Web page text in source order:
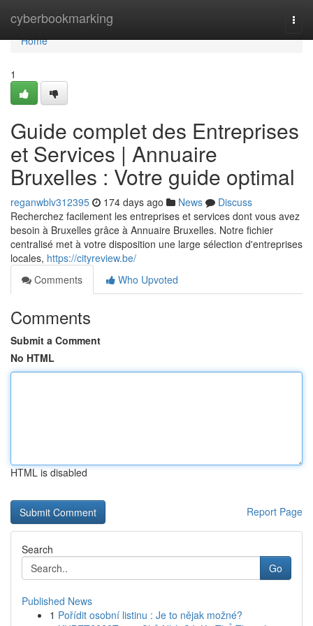
cyberbookmarking
Home
Home
1
Guide complet des Entreprises
et Services | Annuaire
Bruxelles : Votre guide optimal
reganwblv312395 174 days ago News
Discuss
Recherchez facilement les entreprises et services dont vous avez
besoin à Bruxelles grâce à Annuaire Bruxelles. Notre fichier
centralisé met à votre disposition une large sélection d'entreprises
locales, https://cityreview.be/
Comments
Who Upvoted
Comments
Submit a Comment
No HTML
HTML is disabled
Report Page
Search
Go
Published News
1 Pořídit osobní listinu : Je to nějak možné?